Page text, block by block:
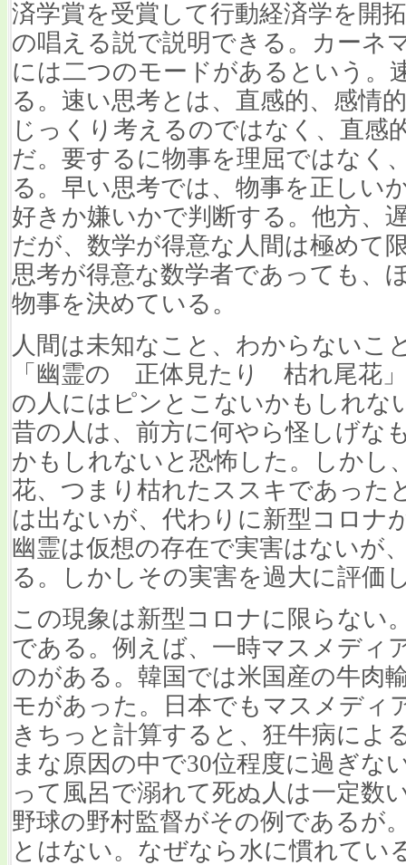
済学賞を受賞して行動経済学を開
の唱える説で説明できる。カーネ
には二つのモードがあるという。
る。速い思考とは、直感的、感情
じっくり考えるのではなく、直感
だ。要するに物事を理屈ではなく
る。早い思考では、物事を正しい
好きか嫌いかで判断する。他方、
だが、数学が得意な人間は極めて
思考が得意な数学者であっても、
物事を決めている。
人間は未知なこと、わからないこ
「幽霊の 正体見たり 枯れ尾花
の人にはピンとこないかもしれな
昔の人は、前方に何やら怪しげな
かもしれないと恐怖した。しかし
花、つまり枯れたススキであった
は出ないが、代わりに新型コロナ
幽霊は仮想の存在で実害はないが
る。しかしその実害を過大に評価
この現象は新型コロナに限らない
である。例えば、一時マスメディ
のがある。韓国では米国産の牛肉
モがあった。日本でもマスメディ
きちっと計算すると、狂牛病によ
まな原因の中で30位程度に過ぎな
って風呂で溺れて死ぬ人は一定数
野球の野村監督がその例であるが
とはない。なぜなら水に慣れてい